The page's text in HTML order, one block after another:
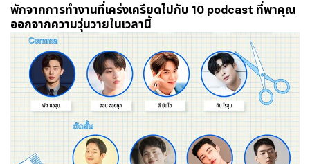
พักจากการทำงานที่เคร่งเครียดไปกับ 10 podcast ที่พาคุณ
ออกจากความวุ่นวายในเวลานี้